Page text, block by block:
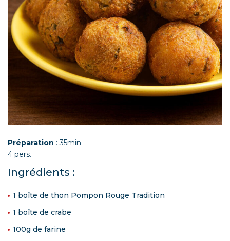
Préparation : 35min
4 pers.
Ingrédients :
1 boîte de thon Pompon Rouge Tradition
1 boîte de crabe
100g de farine